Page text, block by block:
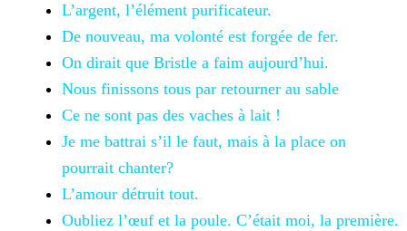
L’argent, l’élément purificateur.
De nouveau, ma volonté est forgée de fer.
On dirait que Bristle a faim aujourd’hui.
Nous finissons tous par retourner au sable
Ce ne sont pas des vaches à lait !
Je me battrai s’il le faut, mais à la place on
pourrait chanter?
L’amour détruit tout.
Oubliez l’œuf et la poule. C’était moi, la première.